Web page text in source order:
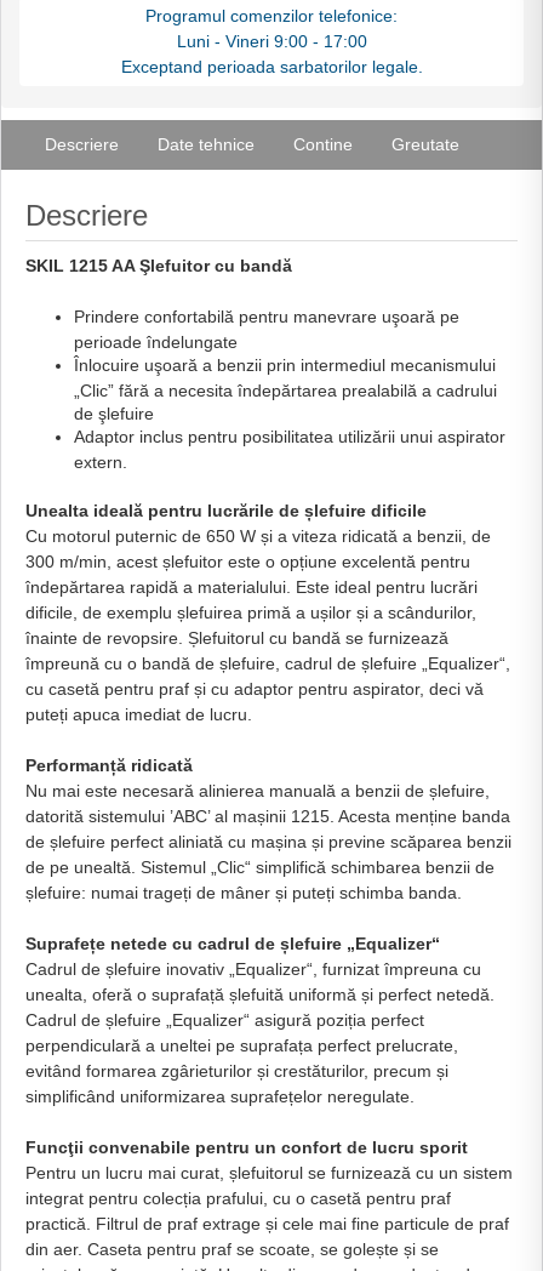
Programul comenzilor telefonice:
Luni - Vineri 9:00 - 17:00
Exceptand perioada sarbatorilor legale.
Descriere Date tehnice Contine Greutate
Descriere
SKIL 1215 AA Şlefuitor cu bandă
Prindere confortabilă pentru manevrare uşoară pe
perioade îndelungate
Înlocuire uşoară a benzii prin intermediul mecanismului
„Clic” fără a necesita îndepărtarea prealabilă a cadrului
de şlefuire
Adaptor inclus pentru posibilitatea utilizării unui aspirator
extern.
Unealta ideală pentru lucrările de șlefuire dificile
Cu motorul puternic de 650 W și a viteza ridicată a benzii, de
300 m/min, acest șlefuitor este o opțiune excelentă pentru
îndepărtarea rapidă a materialului. Este ideal pentru lucrări
dificile, de exemplu șlefuirea primă a ușilor și a scândurilor,
înainte de revopsire. Șlefuitorul cu bandă se furnizează
împreună cu o bandă de șlefuire, cadrul de șlefuire „Equalizer“,
cu casetă pentru praf și cu adaptor pentru aspirator, deci vă
puteți apuca imediat de lucru.
Performanță ridicată
Nu mai este necesară alinierea manuală a benzii de șlefuire,
datorită sistemului ’ABC’ al mașinii 1215. Acesta menține banda
de șlefuire perfect aliniată cu mașina și previne scăparea benzii
de pe unealtă. Sistemul „Clic“ simplifică schimbarea benzii de
șlefuire: numai trageți de mâner și puteți schimba banda.
Suprafețe netede cu cadrul de șlefuire „Equalizer“
Cadrul de șlefuire inovativ „Equalizer“, furnizat împreuna cu
unealta, oferă o suprafață șlefuită uniformă și perfect netedă.
Cadrul de șlefuire „Equalizer“ asigură poziția perfect
perpendiculară a uneltei pe suprafața perfect prelucrate,
evitând formarea zgârieturilor și crestăturilor, precum și
simplificând uniformizarea suprafețelor neregulate.
Funcţii convenabile pentru un confort de lucru sporit
Pentru un lucru mai curat, șlefuitorul se furnizează cu un sistem
integrat pentru colecția prafului, cu o casetă pentru praf
practică. Filtrul de praf extrage și cele mai fine particule de praf
din aer. Caseta pentru praf se scoate, se golește și se